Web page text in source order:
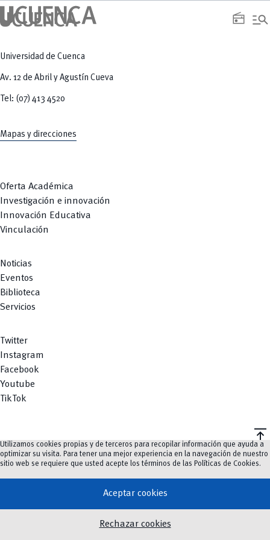
radio manage_search
Universidad de Cuenca
Av. 12 de Abril y Agustín Cueva
Tel: (07) 413 4520
Mapas y direcciones
Oferta Académica
Investigación e innovación
Innovación Educativa
Vinculación
Noticias
Eventos
Biblioteca
Servicios
Twitter
Instagram
Facebook
Youtube
TikTok
vertical_align_top
©2023-2026UCuenca.
Utilizamos cookies propias y de terceros para recopilar información que ayuda a
optimizar su visita. Para tener una mejor experiencia en la navegación de nuestro
sitio web se requiere que usted acepte los términos de las Políticas de Cookies.
Aceptar cookies
Rechazar cookies